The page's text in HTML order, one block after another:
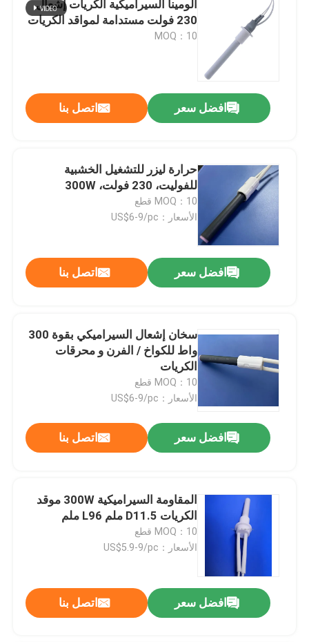
آلة الأوزون التجارية
آلة الأوزون المحمولة
مقاوم عالي الجهد
ألومينا السيراميكية الكريات إشعال
230 فولت مستدامة لمواقد الكريات
MOQ：10
افضل سعر اتصل بنا
حرارة ليزر للتشغيل الخشبية
للفوليت، 230 فولت، 300W
MOQ：10 قطع
الأسعار：US$6-9/pc
افضل سعر اتصل بنا
سخان إشعال السيراميكي بقوة 300
واط للكواخ / الفرن و محرقات
الكريات
MOQ：10 قطع
الأسعار：US$6-9/pc
افضل سعر اتصل بنا
المقاومة السيراميكية 300W موقد
الكريات D11.5 ملم L96 ملم
MOQ：10 قطع
الأسعار：US$5.9-9/pc
افضل سعر اتصل بنا